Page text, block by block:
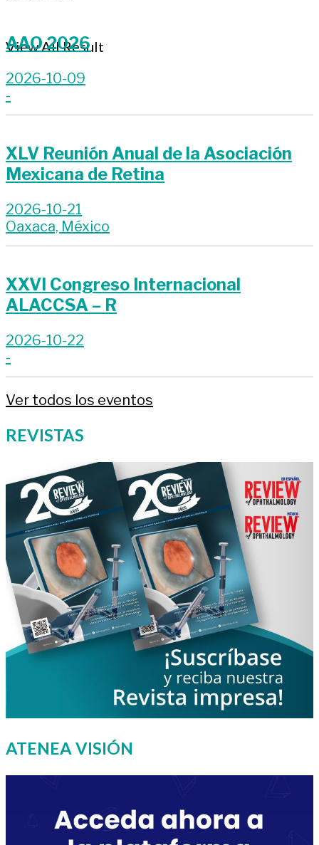
View All Result
AAO 2026
2026-10-09
-
XLV Reunión Anual de la Asociación
Mexicana de Retina
2026-10-21
Oaxaca, México
XXVI Congreso Internacional
ALACCSA – R
2026-10-22
-
Ver todos los eventos
REVISTAS
ATENEA VISIÓN